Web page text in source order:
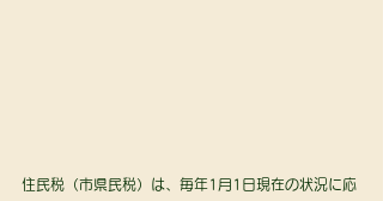
住民税（市県民税）は、毎年1月1日現在の状況に応